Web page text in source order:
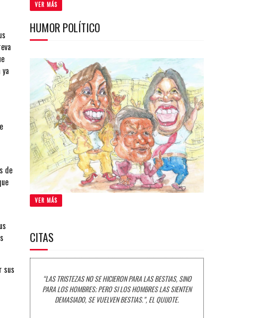
de
sus
VER MÁS
HUMOR POLÍTICO
VER MÁS
CITAS
“LAS TRISTEZAS NO SE HICIERON PARA LAS BESTIAS, SINO
PARA LOS HOMBRES; PERO SI LOS HOMBRES LAS SIENTEN
DEMASIADO, SE VUELVEN BESTIAS.”, EL QUIJOTE.